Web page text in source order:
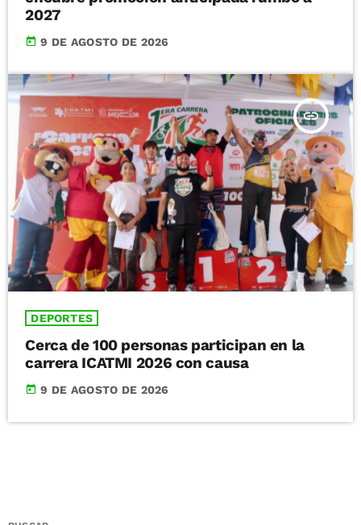
2027
today 9 DE AGOSTO DE 2026
insert_link
DEPORTES
Cerca de 100 personas participan en la
carrera ICATMI 2026 con causa
today 9 DE AGOSTO DE 2026